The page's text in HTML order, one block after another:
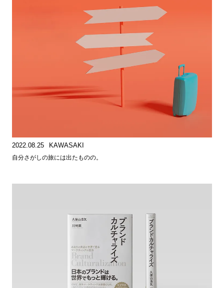
2022.08.25 KAWASAKI
自分さがしの旅には出たものの。